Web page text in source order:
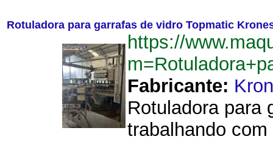
Rotuladora para garrafas de vidro Topmatic
https://
Fabricante:
Rotuladora para
trabalhando